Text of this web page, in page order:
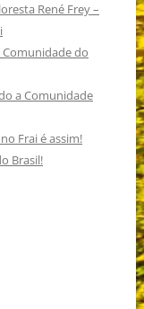
René Frey –
do
a Comunidade
Frai é assim!
Brasil!